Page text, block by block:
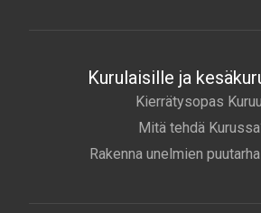
Kurulaisille ja
Kierrätysopas
Mitä tehdä
Rakenna unelmien